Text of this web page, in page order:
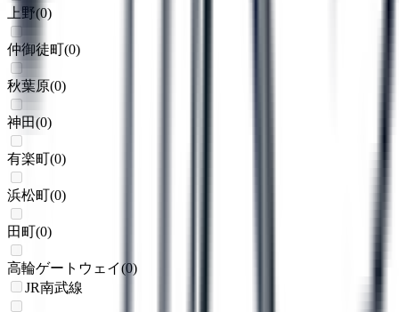
上野(0)
仲御徒町(0)
秋葉原(0)
神田(0)
有楽町(0)
浜松町(0)
田町(0)
高輪ゲートウェイ(0)
JR南武線